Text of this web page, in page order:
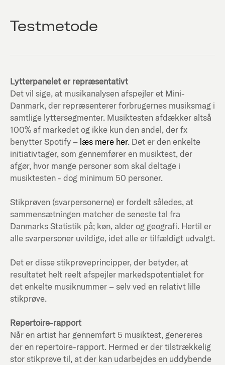
Testmetode
Lytterpanelet er repræsentativt
Det vil sige, at musikanalysen afspejler et Mini-
Danmark, der repræsenterer forbrugernes musiksmag i
samtlige lyttersegmenter. Musiktesten afdækker altså
100% af markedet og ikke kun den andel, der fx
benytter Spotify – læs mere her. Det er den enkelte
initiativtager, som gennemfører en musiktest, der
afgør, hvor mange personer som skal deltage i
musiktesten - dog minimum 50 personer.
Stikprøven (svarpersonerne) er fordelt således, at
sammensætningen matcher de seneste tal fra
Danmarks Statistik på; køn, alder og geografi. Hertil er
alle svarpersoner uvildige, idet alle er tilfældigt udvalgt.
Det er disse stikprøveprincipper, der betyder, at
resultatet helt reelt afspejler markedspotentialet for
det enkelte musiknummer – selv ved en relativt lille
stikprøve.
Repertoire-rapport
Når en artist har gennemført 5 musiktest, genereres
der en repertoire-rapport. Hermed er der tilstrækkelig
stor stikprøve til, at der kan udarbejdes en uddybende